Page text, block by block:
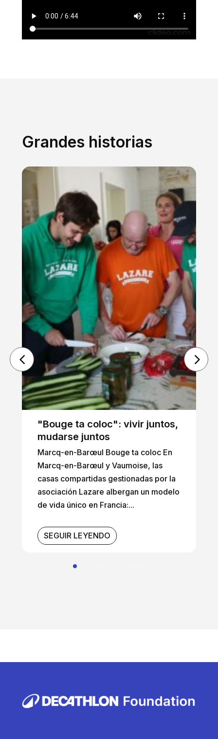
Grandes historias
"Bouge ta coloc": vivir juntos,
mudarse juntos
Marcq-en-Barœul Bouge ta coloc En
Marcq-en-Barœul y Vaumoise, las
casas compartidas gestionadas por la
asociación Lazare albergan un modelo
de vida único en Francia:...
SEGUIR LEYENDO